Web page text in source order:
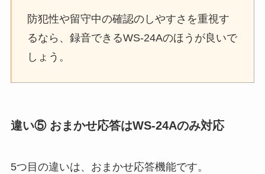
防犯性や留守中の確認のしやすさを重視す
るなら、録音できるWS-24Aのほうが良いで
しょう。
違い⑤ おまかせ応答はWS-24Aのみ対応
5つ目の違いは、おまかせ応答機能です。